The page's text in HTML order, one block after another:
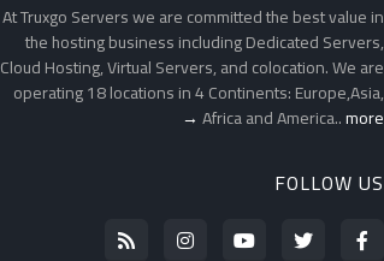
At Truxgo Servers we are committed the best value in
the hosting business including Dedicated Servers,
Cloud Hosting, Virtual Servers, and colocation. We are
operating 18 locations in 4 Continents: Europe,Asia,
Africa and America..more →
FOLLOW US